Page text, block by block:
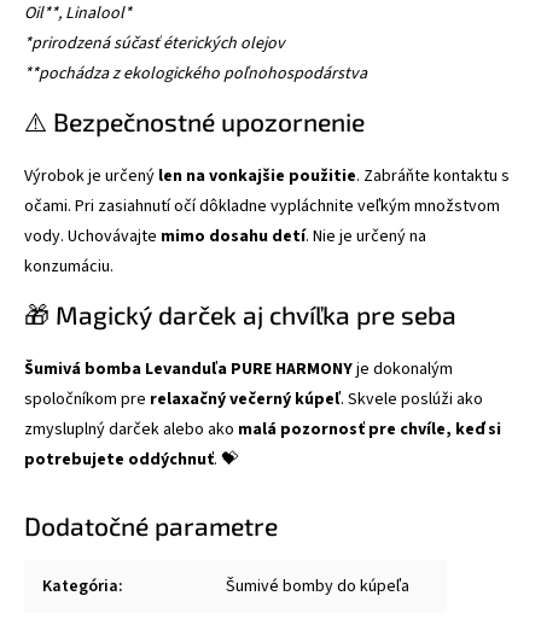
Oil**, Linalool*
*prirodzená súčasť éterických olejov
**pochádza z ekologického poľnohospodárstva
⚠️ Bezpečnostné upozornenie
Výrobok je určený len na vonkajšie použitie. Zabráňte kontaktu s
očami. Pri zasiahnutí očí dôkladne vypláchnite veľkým množstvom
vody. Uchovávajte mimo dosahu detí. Nie je určený na
konzumáciu.
🎁 Magický darček aj chvíľka pre seba
Šumivá bomba Levanduľa PURE HARMONYje dokonalým
spoločníkom pre relaxačný večerný kúpeľ. Skvele poslúži ako
zmysluplný darček alebo ako malá pozornosť pre chvíle, keď si
potrebujete oddýchnuť. 💝
Dodatočné parametre
Kategória: Šumivé bomby do kúpeľa